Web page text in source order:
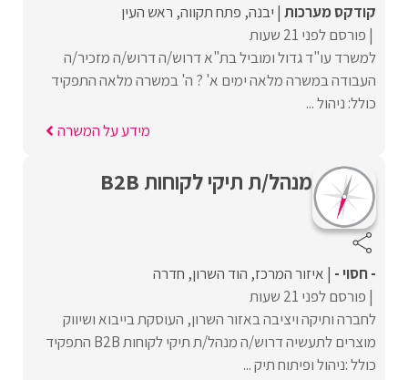
קודקס מערכות יבנה פתח תקווה ראש העין
פורסם לפני 21 שעות
למשרד עו"ד גדול ומוביל בת"א דרוש/ה דרוש/ה מזכיר/ה
העבודה במשרה מלאה ימים א' ? ה' במשרה מלאה התפקיד
כולל: ניהול ...
מידע על המשרה
מנהל/ת תיקי לקוחות B2B
- חסוי - איזור המרכז הוד השרון חדרה
פורסם לפני 21 שעות
לחברה ותיקה ויציבה באזור השרון, העוסקת בייבוא ושיווק
מוצרים לתעשיה דרוש/ה מנהל/ת תיקי לקוחות B2B התפקיד
כולל :ניהול ופיתוח תיק ...